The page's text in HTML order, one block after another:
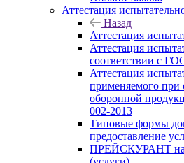
Аттестация
Назад
Аттестация
Аттестация
соответствии с
Аттестация
применяемого при
оборонной
002-2013
Типовые формы
предоставление
ПРЕЙСКУРАНТ на